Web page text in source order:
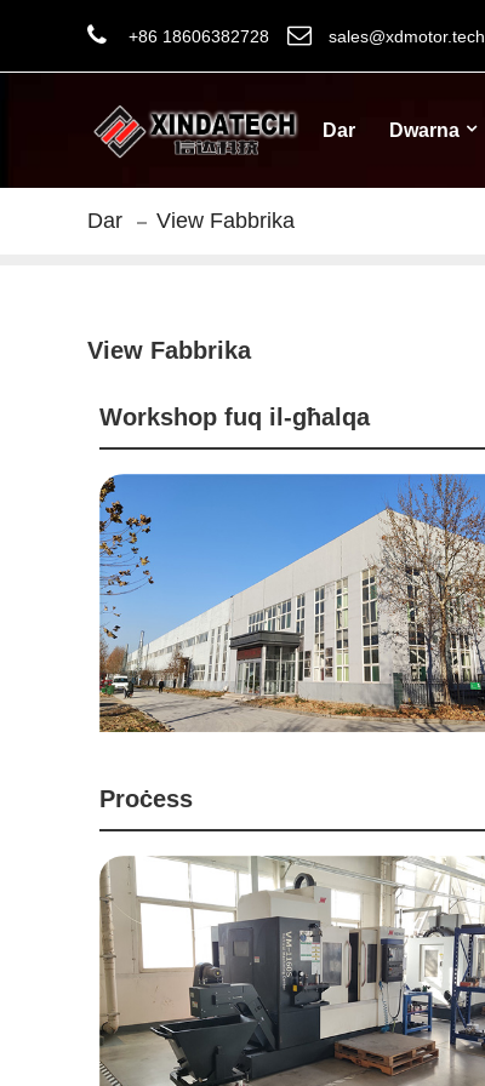
+86 18606382728 sales@xdmotor.tech
Dar Dwarna
Dar View Fabbrika
View Fabbrika
Workshop fuq il-għalqa
Proċess